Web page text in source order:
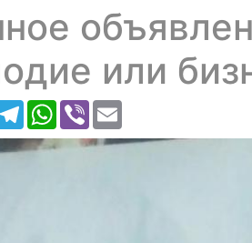
или
TelegramWhatsApp
Viber